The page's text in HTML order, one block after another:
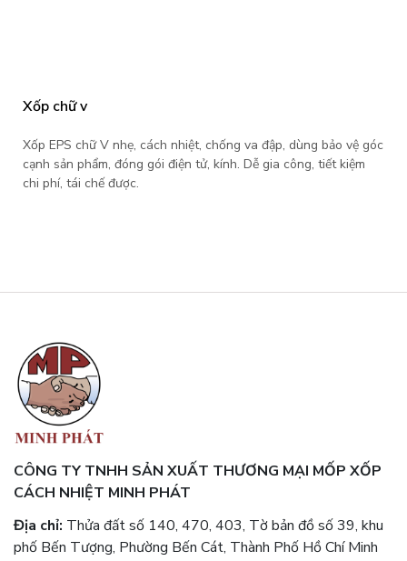
Xốp chữ v
Xốp EPS chữ V nhẹ, cách nhiệt, chống va đập, dùng bảo vệ góc
cạnh sản phẩm, đóng gói điện tử, kính. Dễ gia công, tiết kiệm
chi phí, tái chế được.
CÔNG TY TNHH SẢN XUẤT THƯƠNG MẠI MỐP XỐP
CÁCH NHIỆT MINH PHÁT
Địa chỉ: Thửa đất số 140, 470, 403, Tờ bản đồ số 39, khu
phố Bến Tượng, Phường Bến Cát, Thành Phố Hồ Chí Minh